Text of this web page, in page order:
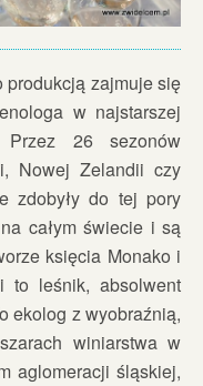
zajmuje się
w najstarszej
Przez 26 sezonów
Nowej Zelandii czy
zdobyły do tej pory
całym świecie i są
księcia Monako i
to leśnik, absolwent
ekolog z wyobraźnią,
winiarstwa w
aglomeracji śląskiej,